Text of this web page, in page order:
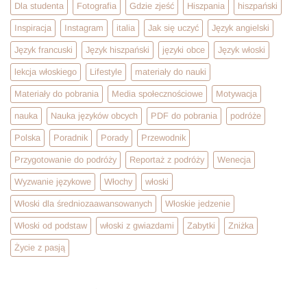
Dla studenta Fotografia Gdzie zjeść Hiszpania hiszpański
Inspiracja Instagram italia Jak się uczyć Język angielski
Język francuski Język hiszpański języki obce Język włoski
lekcja włoskiego Lifestyle materiały do nauki
Materiały do pobrania Media społecznościowe Motywacja
nauka Nauka języków obcych PDF do pobrania podróże
Polska Poradnik Porady Przewodnik
Przygotowanie do podróży Reportaż z podróży Wenecja
Wyzwanie językowe Włochy włoski
Włoski dla średniozaawansowanych Włoskie jedzenie
Włoski od podstaw włoski z gwiazdami Zabytki Zniżka
Życie z pasją